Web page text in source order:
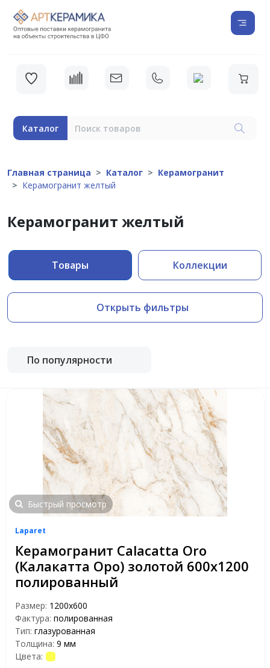
Каталог
Главная страница Каталог
Керамогранит
Керамогранит желтый
Керамогранит желтый
Товары Коллекции
Открыть фильтры
По популярности
Быстрый просмотр
Laparet
Керамогранит Calacatta Oro
(Калакатта Оро) золотой 600x1200
полированный
Размер: 1200x600
Фактура: полированная
Тип: глазурованная
Толщина: 9 мм
Цвета: